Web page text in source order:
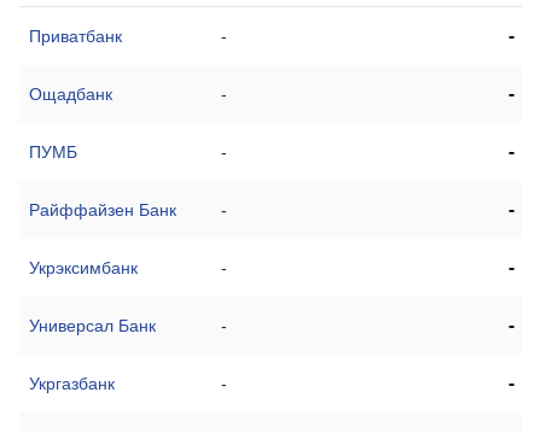
Приватбанк - -
Ощадбанк - -
ПУМБ - -
Райффайзен Банк - -
Укрэксимбанк - -
Универсал Банк - -
Укргазбанк - -